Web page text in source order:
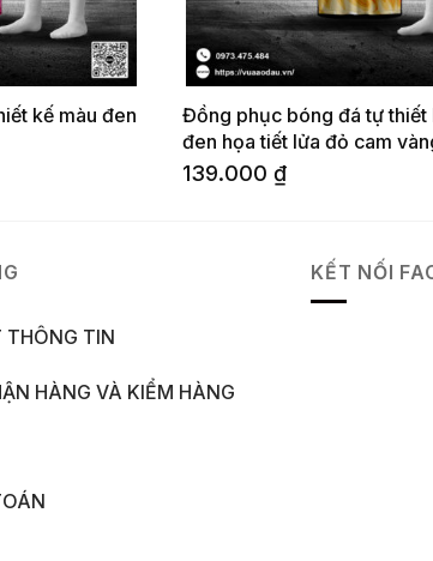
kế màu đen
Đồng phục bóng đá tự thiết
đen họa tiết lửa đỏ cam
139.000₫
THÔNG TIN
HÀNG VÀ KIỂM HÀNG
KẾT NỐI